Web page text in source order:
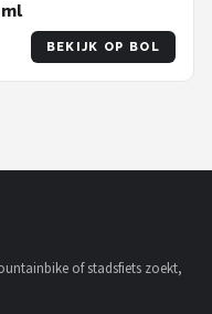
BEKIJK OP BOL
of stadsfiets zoekt,